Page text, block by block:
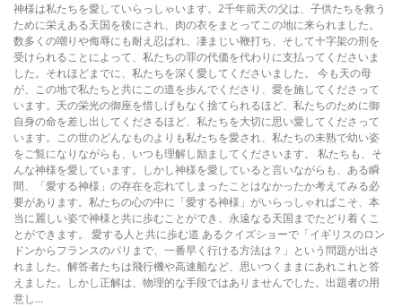
神様は私たちを愛していらっしゃいます。2千年前天の父は、子供たちを救う
ために栄えある天国を後にされ、肉の衣をまとってこの地に来られました。
数多くの嘲りや侮辱にも耐え忍ばれ、凄まじい鞭打ち、そして十字架の刑を
受けられることによって、私たちの罪の代価を代わりに支払ってくださいま
した。それほどまでに、私たちを深く愛してくださいました。 今も天の母
が、この地で私たちと共にこの道を歩んでくださり、愛を施してくださって
います。天の栄光の御座を惜しげもなく捨てられるほど、私たちのために御
自身の命を差し出してくださるほど、私たちを大切に思い愛してくださって
います。この世のどんなものよりも私たちを愛され、私たちの未熟で幼い姿
をご覧になりながらも、いつも理解し励ましてくださいます。 私たちも、そ
んな神様を愛しています。しかし神様を愛していると言いながらも、ある瞬
間、「愛する神様」の存在を忘れてしまったことはなかったか考えてみる必
要があります。私たちの心の中に「愛する神様」がいらっしゃればこそ、本
当に麗しい姿で神様と共に歩むことができ、永遠なる天国までたどり着くこ
とができます。 愛する人と共に歩む道 あるクイズショーで「イギリスのロン
ドンからフランスのパリまで、一番早く行ける方法は？」という問題が出さ
れました。解答者たちは飛行機や高速船など、思いつくままにあれこれと答
えました。しかし正解は、物理的な手段ではありませんでした。出題者の用
意し...